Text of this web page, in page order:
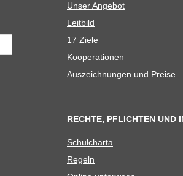
Unser Ange­bot
Leit­bild
17 Ziele
Koope­ra­tio­nen
Aus­zeich­nun­gen und Preise
RECHTE, PFLICHTEN UND
Schul­charta
Regeln